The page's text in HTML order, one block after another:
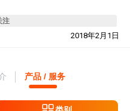
注
2018年2月1日
产品 / 服务